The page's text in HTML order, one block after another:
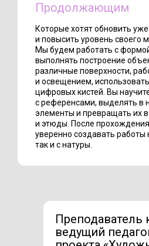
Продолжающим
Которые хотят обновить
и повысить уровень своего
Мы будем работать с
выполнять построение
различные поверхности,
и освещением,
цифровых кистей. Вы
с референсами, выделять в
элементы и превращать их
и этюды. После прохождения
уверенно создавать работы
так и с натуры.
Преподаватель
ведущий